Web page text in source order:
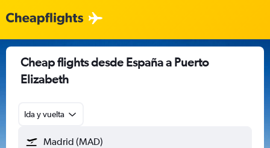
Cheap flights desde España a Puerto
Elizabeth
Ida y vuelta
Madrid (MAD)